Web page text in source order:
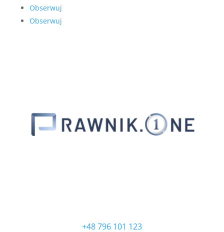
Obserwuj
Obserwuj
+48 796 101 123